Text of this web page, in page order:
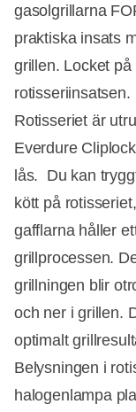
gasolgrillarna
praktiska insats
grillen. Locket
rotisseriinsatsen.
Rotisseriet är
Everdure
lås. Du kan
kött på
gafflarna håller
grillprocessen.
grillningen blir
och ner i grillen.
optimalt
Belysningen i
halogenlampa